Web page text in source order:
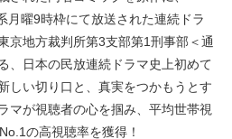
月曜9時枠にて放送された連続ドラ
京地方裁判所第3支部第1刑事部＜通
、日本の民放連続ドラマ史上初めて
しい切り口と、真実をつかもうとす
マが視聴者の心を掴み、平均世帯視
の高視聴率を獲得！